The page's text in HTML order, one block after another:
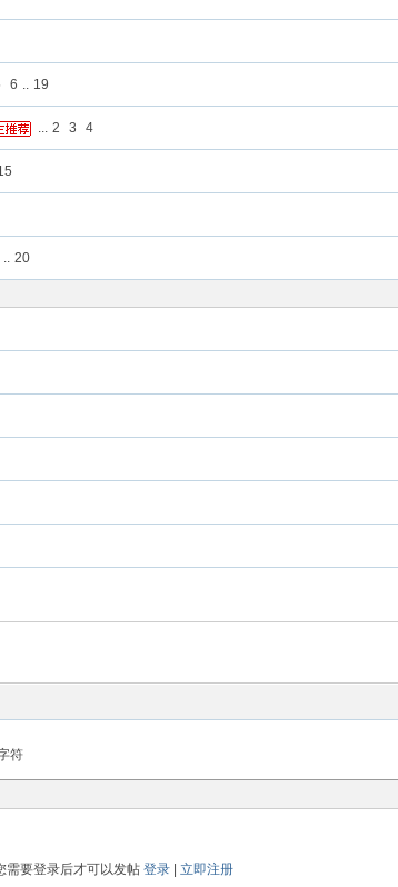
6 .. 19
... 2 3 4
.. 20
符
需要登录后才可以发帖 登录 立即注册